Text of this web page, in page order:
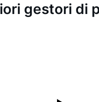
gestori di